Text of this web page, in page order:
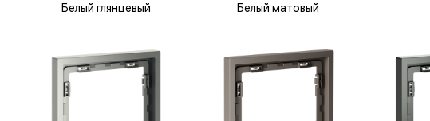
Белый глянцевый Белый матовый